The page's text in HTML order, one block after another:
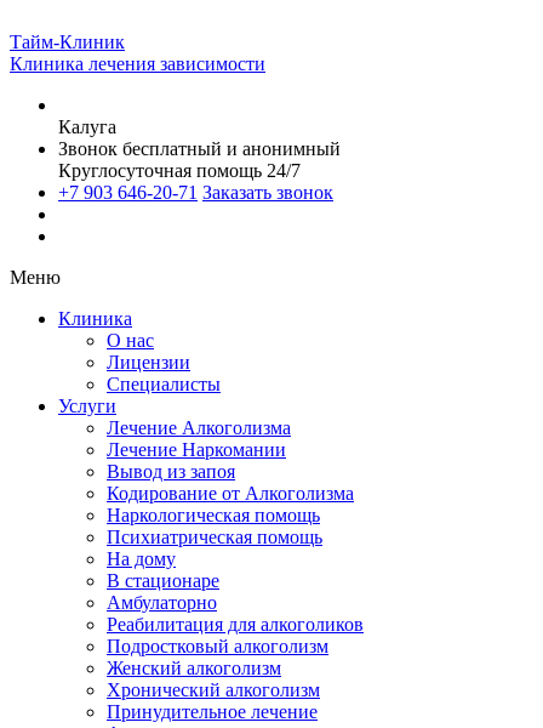
Тайм-Клиник
Клиника лечения зависимости
Калуга
Звонок бесплатный и анонимный
Круглосуточная помощь 24/7
+7 903 646-20-71 Заказать звонок
Меню
Клиника
О нас
Лицензии
Специалисты
Услуги
Лечение Алкоголизма
Лечение Наркомании
Вывод из запоя
Кодирование от Алкоголизма
Наркологическая помощь
Психиатрическая помощь
На дому
В стационаре
Амбулаторно
Реабилитация для алкоголиков
Подростковый алкоголизм
Женский алкоголизм
Хронический алкоголизм
Принудительное лечение